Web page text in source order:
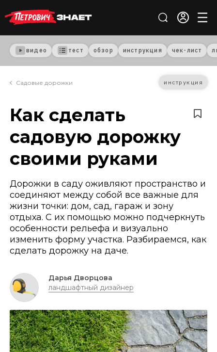
видео тест обзор инструкция чек-лист
Садовые дорожки инструкция
Как сделать
садовую дорожку
своими руками
Дарья Дворцова
ландшафтный дизайнер
Дорожки в саду оживляют пространство и
соединяют между собой все важные для
жизни точки: дом, сад, гараж и зону
отдыха. С их помощью можно подчеркнуть
особенности рельефа и визуально
изменить форму участка. Разбираемся, как
сделать дорожку на даче.